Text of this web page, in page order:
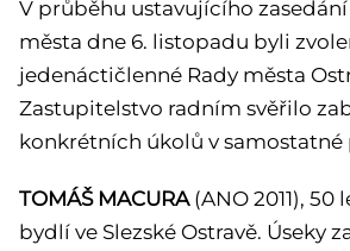
V průběhu ustavujícího
města dne 6. listopadu byli
jedenáctičlenné Rady města
Zastupitelstvo radním svěřilo
konkrétních úkolů v samostatné
TOMÁŠ MACURA(ANO 2011), 50
bydlí ve Slezské Ostravě. Úseky